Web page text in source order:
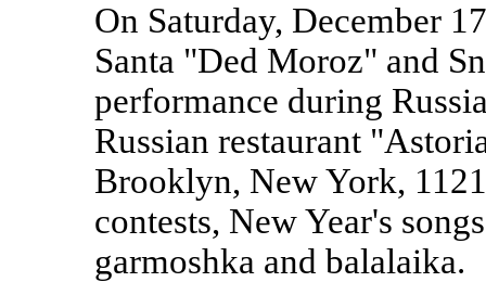
On Saturday, December
Santa "Ded Moroz" and
performance during
Russian restaurant
Brooklyn, New York,
contests, New Year's
garmoshka and balalaika.